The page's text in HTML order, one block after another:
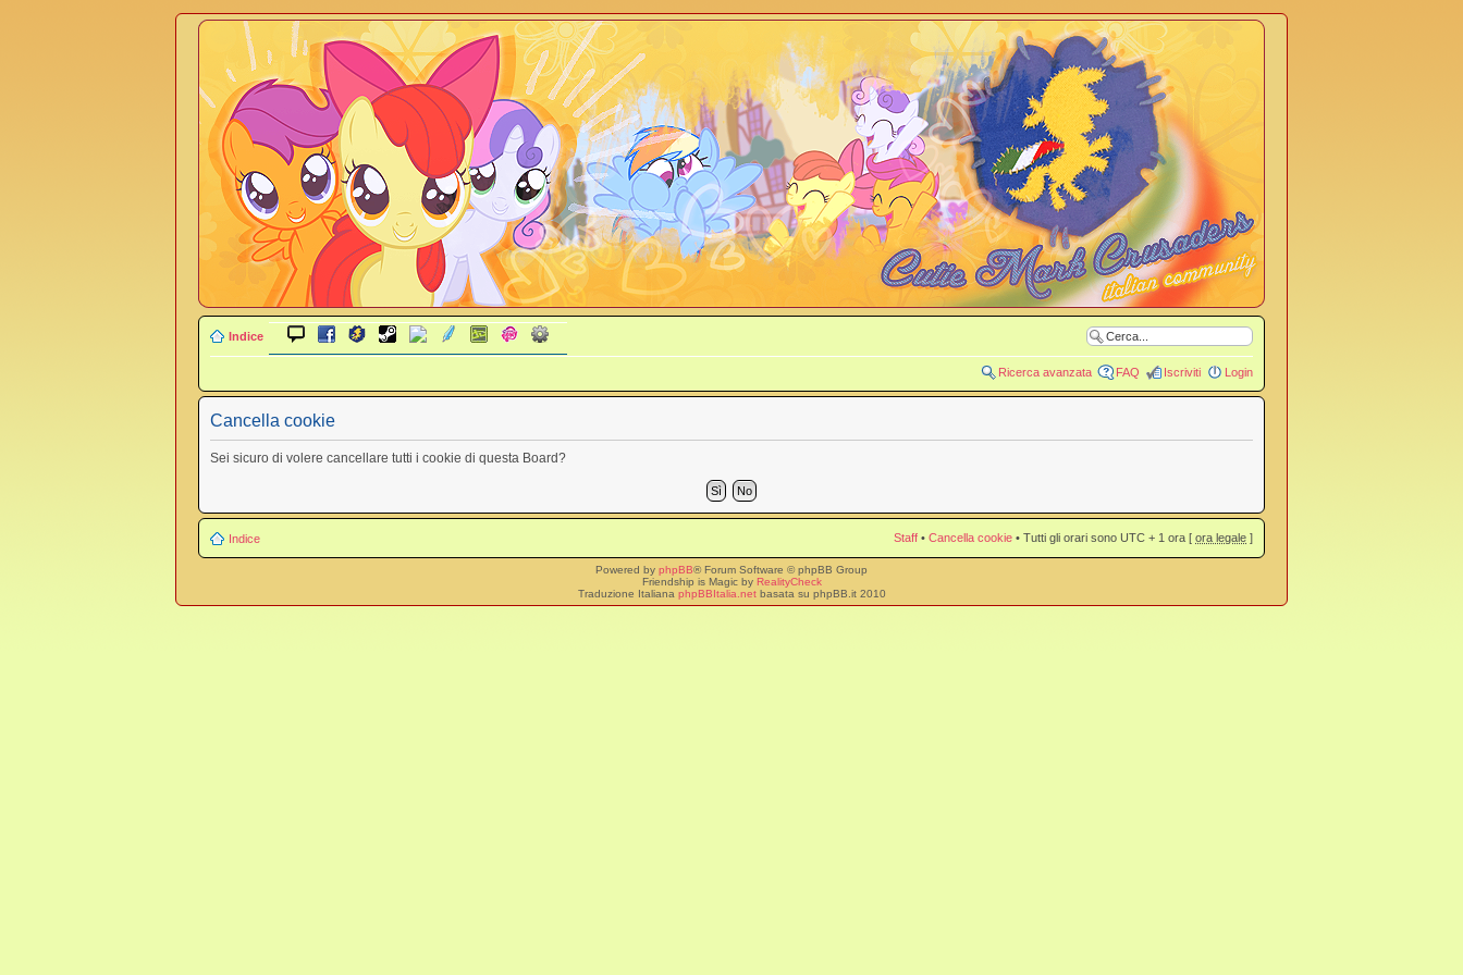
Indice
Ricerca avanzata FAQ Iscriviti Login
Cancella cookie
Sei sicuro di volere cancellare tutti i cookie di questa Board?
Indice Staff • Cancella cookie • Tutti gli orari sono UTC + 1 ora [ ora legale ]
Powered by phpBB® Forum Software © phpBB Group
Friendship is Magic by RealityCheck
Traduzione Italiana phpBBItalia.netbasata su phpBB.it 2010